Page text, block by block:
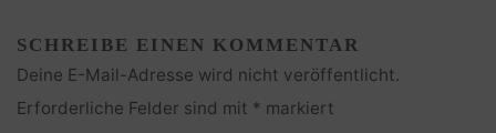
SCHREIBE EINEN KOMMENTAR
Deine E-Mail-Adresse wird nicht veröffentlicht.
Erforderliche Felder sind mit * markiert